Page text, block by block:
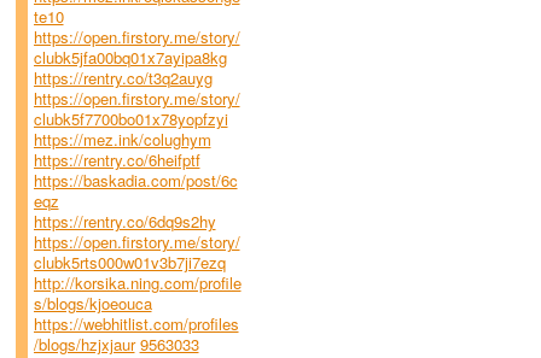
te10
https://open.firstory.me/story/
clubk5jfa00bq01x7ayipa8kg
https://rentry.co/t3q2auyg
https://open.firstory.me/story/
clubk5f7700bo01x78yopfzyi
https://mez.ink/colughym
https://rentry.co/6heifptf
https://baskadia.com/post/6c
eqz
https://rentry.co/6dq9s2hy
https://open.firstory.me/story/
clubk5rts000w01v3b7ji7ezq
http://korsika.ning.com/profile
s/blogs/kjoeouca
https://webhitlist.com/profiles
/blogs/hzjxjaur 9563033